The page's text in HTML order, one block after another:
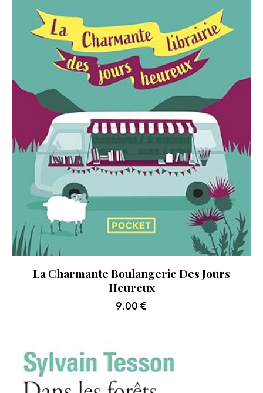
La Charmante Boulangerie Des Jours
Heureux
9.00 €